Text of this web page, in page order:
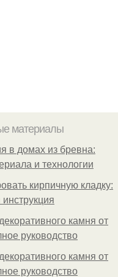
материалы
в домах из бревна:
и технологии
кирпичную кладку:
камня от
руководство
камня от
руководство